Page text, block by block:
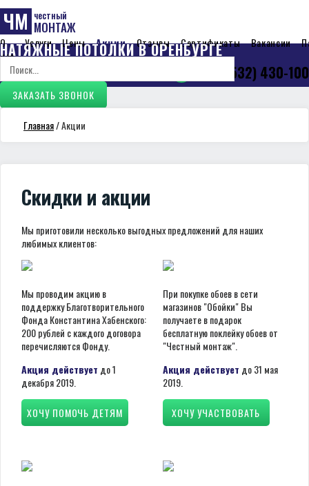
ЧМ честный
МОНТАЖ
О
нас
Услуги Цены Акции Отзывы Сертификаты Вакансии
09:00-21:00, ежедневно +7 (3532) 430-100
НАТЯЖНЫЕ ПОТОЛКИ В ОРЕНБУРГЕ
ЗАКАЗАТЬ ЗВОНОК
Главная/Акции
Скидки и акции
Мы приготовили несколько выгодных предложений для наших
любимых клиентов:
Мы проводим акцию в
поддержку Благотворительного
Фонда Константина Хабенского:
200 рублей с каждого договора
перечисляются Фонду.
Акция действует до 1
декабря 2019.
ХОЧУ ПОМОЧЬ ДЕТЯМ
При покупке обоев в сети
магазинов "Обойки" Вы
получаете в подарок
бесплатную поклейку обоев от
"Честный монтаж".
Акция действует до 31 мая
2019.
ХОЧУ УЧАСТВОВАТЬ